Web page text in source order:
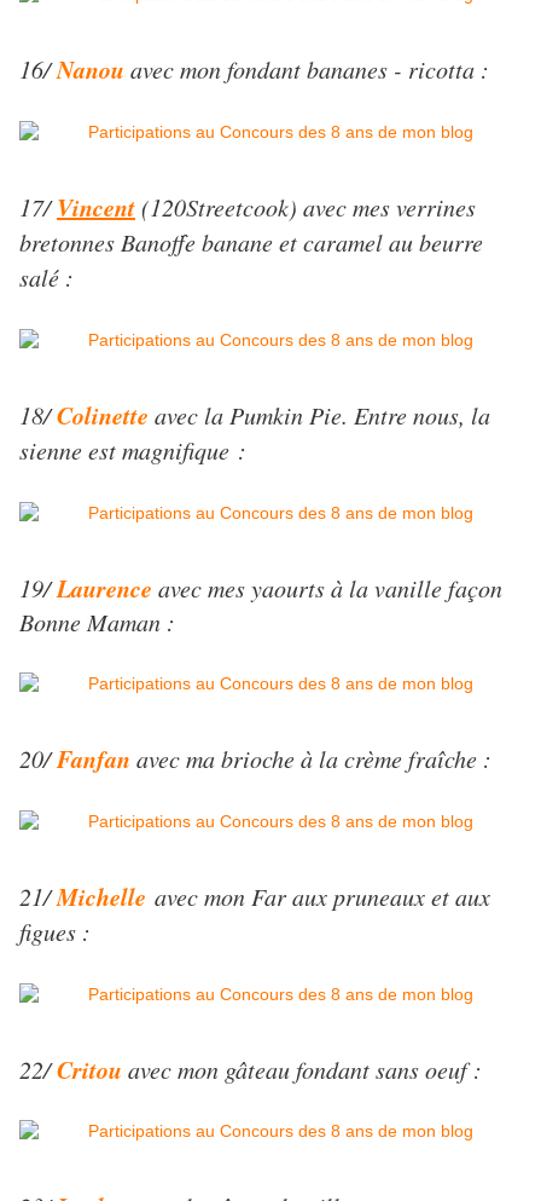
16/Nanou avec mon fondant bananes - ricotta :
17/Vincent(120Streetcook) avec mes verrines
bretonnes Banoffe banane et caramel au beurre
salé :
18/Colinette avec la Pumkin Pie. Entre nous, la
sienne est magnifique :
19/Laurence avec mes yaourts à la vanille façon
Bonne Maman :
20/Fanfan avec ma brioche à la crème fraîche :
21/Michelle avec mon Far aux pruneaux et aux
figues :
22/Critou avec mon gâteau fondant sans oeuf :